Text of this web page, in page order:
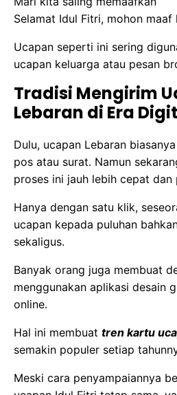
Selamat Idul Fitri, mohon maaf
Ucapan seperti ini sering
ucapan keluarga atau pesan
Tradisi Mengirim
Lebaran di Era
Dulu, ucapan Lebaran
pos atau surat. Namun
proses ini jauh lebih cepat dan
Hanya dengan satu klik,
ucapan kepada puluhan
sekaligus.
Banyak orang juga membuat
menggunakan aplikasi desain
online.
Hal ini membuat tren kartu
semakin populer setiap
Meski cara penyampaiannya